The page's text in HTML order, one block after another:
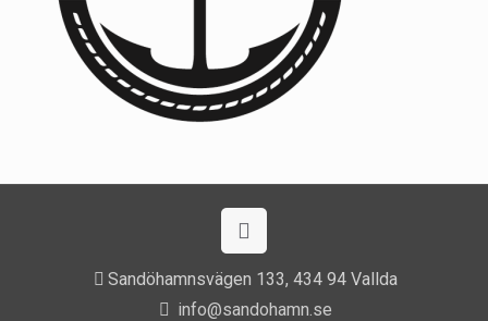
Sandöhamnsvägen 133, 434 94 Vallda
info@sandohamn.se